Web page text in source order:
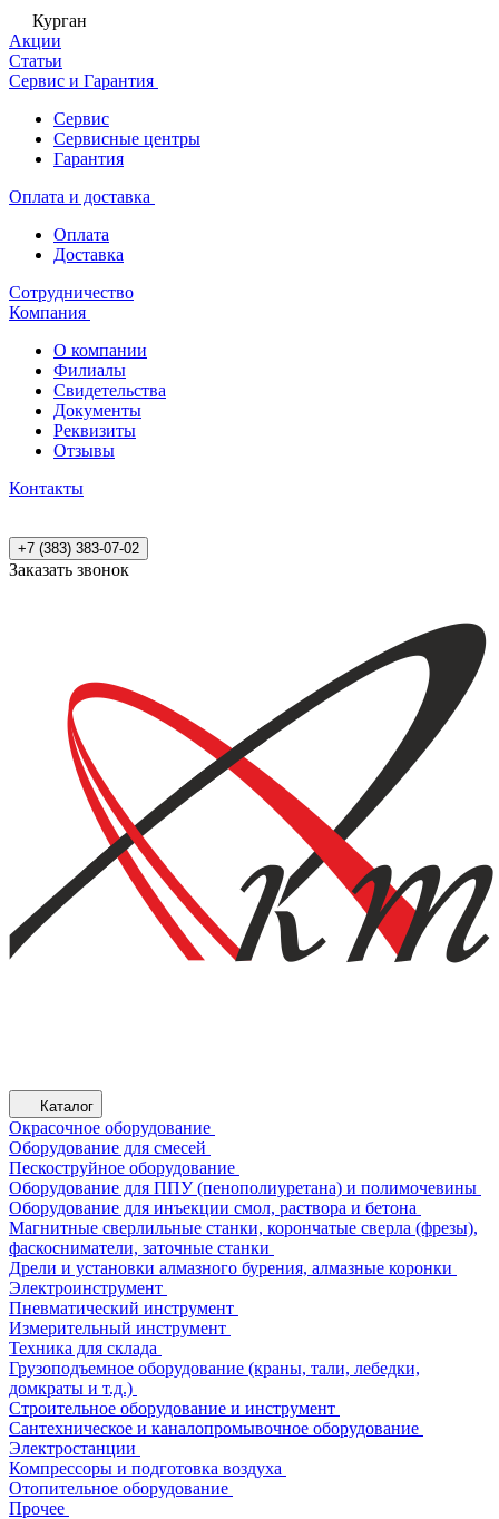
Курган
Акции
Статьи
Сервис и Гарантия
Сервис
Сервисные центры
Гарантия
Оплата и доставка
Оплата
Доставка
Сотрудничество
Компания
О компании
Филиалы
Свидетельства
Документы
Реквизиты
Отзывы
Контакты
+7 (383) 383-07-02
Заказать звонок
Каталог
Окрасочное оборудование
Оборудование для смесей
Пескоструйное оборудование
Оборудование для ППУ (пенополиуретана) и полимочевины
Оборудование для инъекции смол, раствора и бетона
Магнитные сверлильные станки, корончатые сверла (фрезы),
фаскосниматели, заточные станки
Дрели и установки алмазного бурения, алмазные коронки
Электроинструмент
Пневматический инструмент
Измерительный инструмент
Техника для склада
Грузоподъемное оборудование (краны, тали, лебедки,
домкраты и т.д.)
Строительное оборудование и инструмент
Сантехническое и каналопромывочное оборудование
Электростанции
Компрессоры и подготовка воздуха
Отопительное оборудование
Прочее